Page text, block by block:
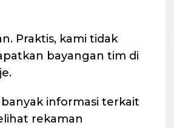
Praktis, kami tidak
bayangan tim di
informasi terkait
rekaman